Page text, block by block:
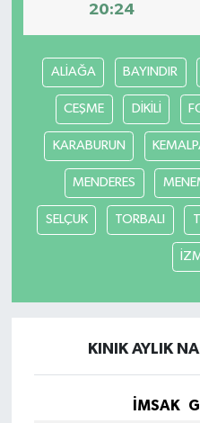
20:24
ALİAĞA BAYINDIR
CEŞME DİKİLİ
KARABURUN
MENDERES
SELÇUK TORBALI
KINIK AYLIK
İMSAK